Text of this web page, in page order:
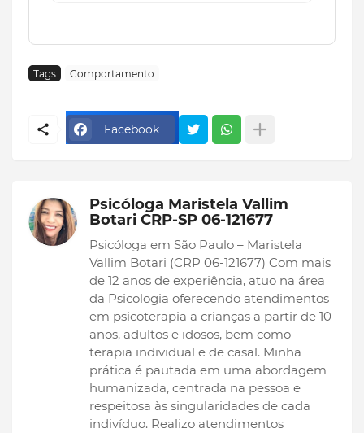
Tags Comportamento
Facebook
Psicóloga Maristela Vallim
Botari CRP-SP 06-121677
Psicóloga em São Paulo – Maristela
Vallim Botari (CRP 06-121677) Com mais
de 12 anos de experiência, atuo na área
da Psicologia oferecendo atendimentos
em psicoterapia a crianças a partir de 10
anos, adultos e idosos, bem como
terapia individual e de casal. Minha
prática é pautada em uma abordagem
humanizada, centrada na pessoa e
respeitosa às singularidades de cada
indivíduo. Realizo atendimentos